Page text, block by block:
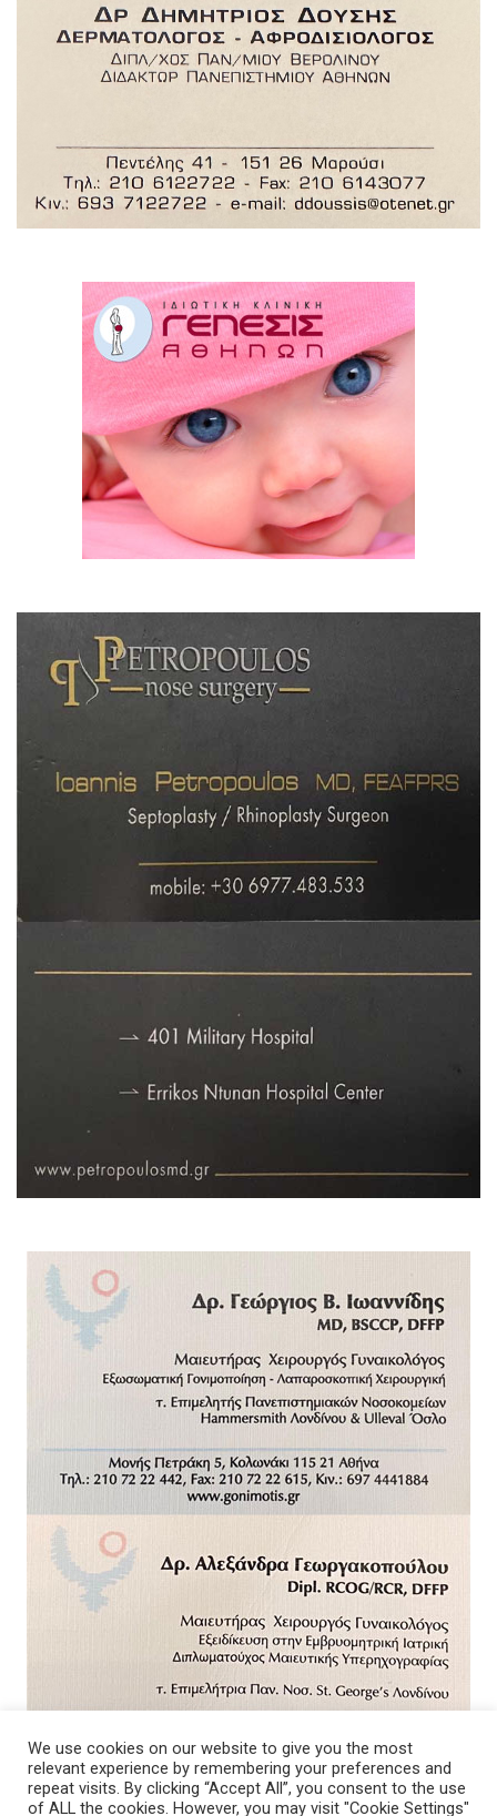
We use cookies on our website to give you the most
relevant experience by remembering your preferences and
repeat visits. By clicking “Accept All”, you consent to the use
of ALL the cookies. However, you may visit "Cookie Settings"